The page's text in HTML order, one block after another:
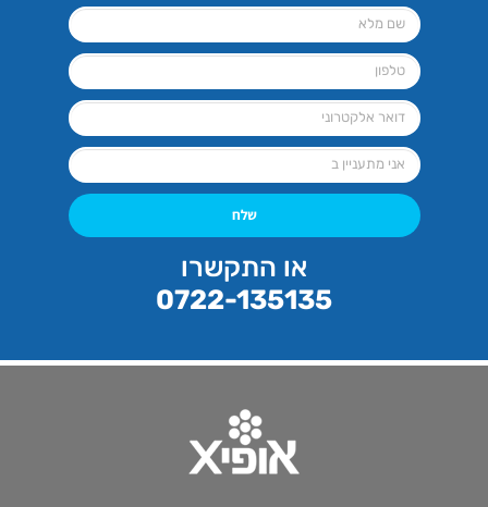
שלח
או התקשרו
0722-135135